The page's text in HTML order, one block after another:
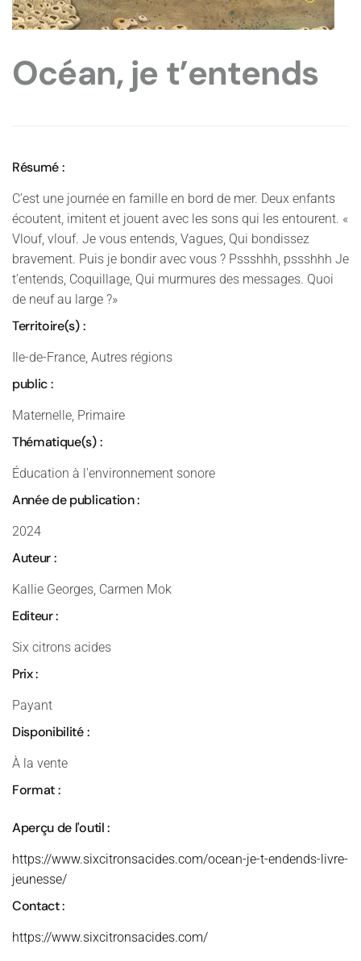
Océan, je t’entends
Résumé :
C’est une journée en famille en bord de mer. Deux enfants
écoutent, imitent et jouent avec les sons qui les entourent. «
Vlouf, vlouf. Je vous entends, Vagues, Qui bondissez
bravement. Puis je bondir avec vous ? Pssshhh, pssshhh Je
t’entends, Coquillage, Qui murmures des messages. Quoi
de neuf au large ?»
Territoire(s) :
Ile-de-France, Autres régions
public :
Maternelle, Primaire
Thématique(s) :
Éducation à l'environnement sonore
Année de publication :
2024
Auteur :
Kallie Georges, Carmen Mok
Editeur :
Six citrons acides
Prix :
Payant
Disponibilité :
À la vente
Format :
Aperçu de l'outil :
https://www.sixcitronsacides.com/ocean-je-t-endends-livre-
jeunesse/
Contact :
https://www.sixcitronsacides.com/